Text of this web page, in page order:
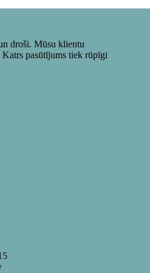
droši. Mūsu klientu
pasūtījums tiek rūpīgi